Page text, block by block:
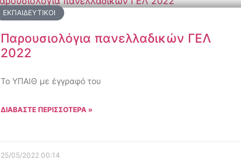
ΕΚΠΑΙΔΕΥΤΙΚΟΊ
Παρουσιολόγια πανελλαδικών ΓΕΛ
2022
Το ΥΠΑΙΘ με έγγραφό του
ΔΙΑΒΑΣΤΕ ΠΕΡΙΣΣΟΤΕΡΑ »
25/05/2022 00:14